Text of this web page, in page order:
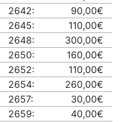
2642:
90,00€
2645:
110,00€
2648:
300,00€
2650:
160,00€
2652:
110,00€
2654:
260,00€
2657:
30,00€
2659:
40,00€